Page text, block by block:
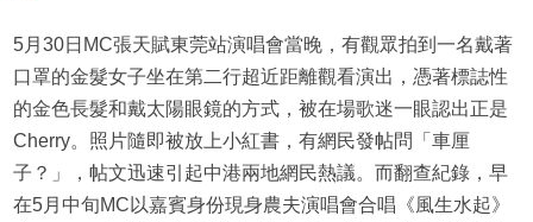
5月30日MC張天賦東莞站演唱會當晚，有觀眾拍到一名戴著
口罩的金髮女子坐在第二行超近距離觀看演出，憑著標誌性
的金色長髮和戴太陽眼鏡的方式，被在場歌迷一眼認出正是
Cherry。照片隨即被放上小紅書，有網民發帖問「車厘
子？」，帖文迅速引起中港兩地網民熱議。而翻查紀錄，早
在5月中旬MC以嘉賓身份現身農夫演唱會合唱《風生水起》